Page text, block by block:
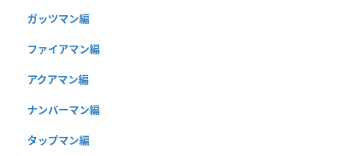
ガッツマン編
ファイアマン編
アクアマン編
ナンバーマン編
タップマン編